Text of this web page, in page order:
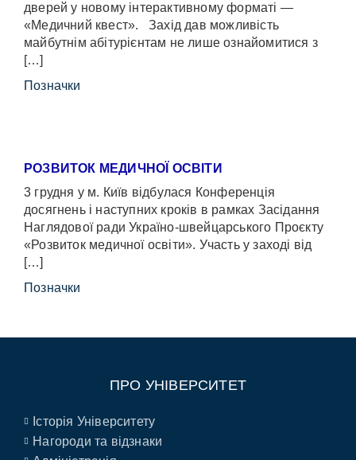
дверей у новому інтерактивному форматі —
«Медичний квест». Захід дав можливість
майбутнім абітурієнтам не лише ознайомитися з
[…]
Позначки
РОЗВИТОК МЕДИЧНОЇ ОСВІТИ
3 грудня у м. Київ відбулася Конференція
досягнень і наступних кроків в рамках Засідання
Наглядової ради Україно-швейцарського Проєкту
«Розвиток медичної освіти». Участь у заході від
[…]
Позначки
ПРО УНІВЕРСИТЕТ
Історія Університету
Нагороди та відзнаки